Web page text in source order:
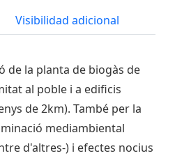
Visibilidad adicional
de la planta de biogàs de
al poble i a edificis
de 2km). També per la
mediambiental
d'altres-) i efectes nocius